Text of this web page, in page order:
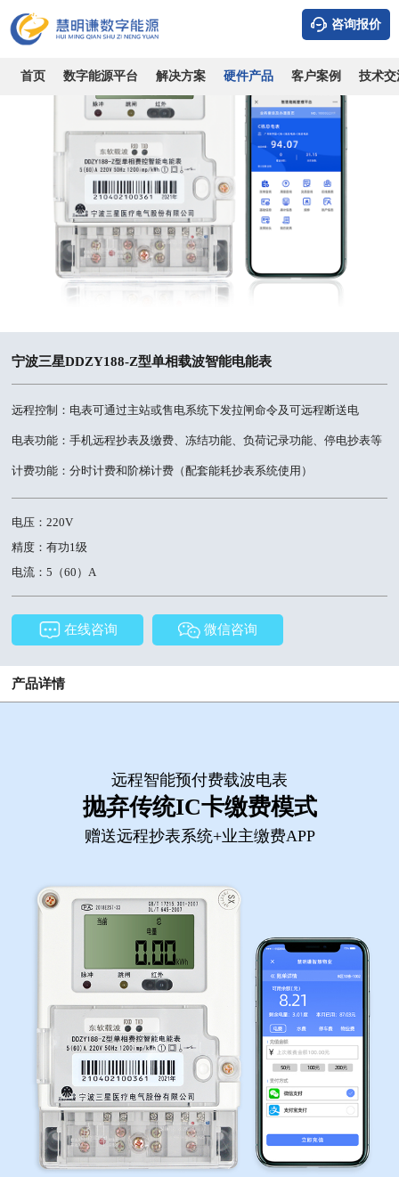
咨询报价
首页 数字能源平台 解决方案 硬件产品 客户案例 技术交
宁波三星DDZY188-Z型单相载波智能电能表
远程控制：电表可通过主站或售电系统下发拉闸命令及可远程断送电
电表功能：手机远程抄表及缴费、冻结功能、负荷记录功能、停电抄表等
计费功能：分时计费和阶梯计费（配套能耗抄表系统使用）
电压：220V
精度：有功1级
电流：5（60）A
在线咨询 微信咨询
产品详情
远程智能预付费载波电表
抛弃传统IC卡缴费模式
赠送远程抄表系统+业主缴费APP